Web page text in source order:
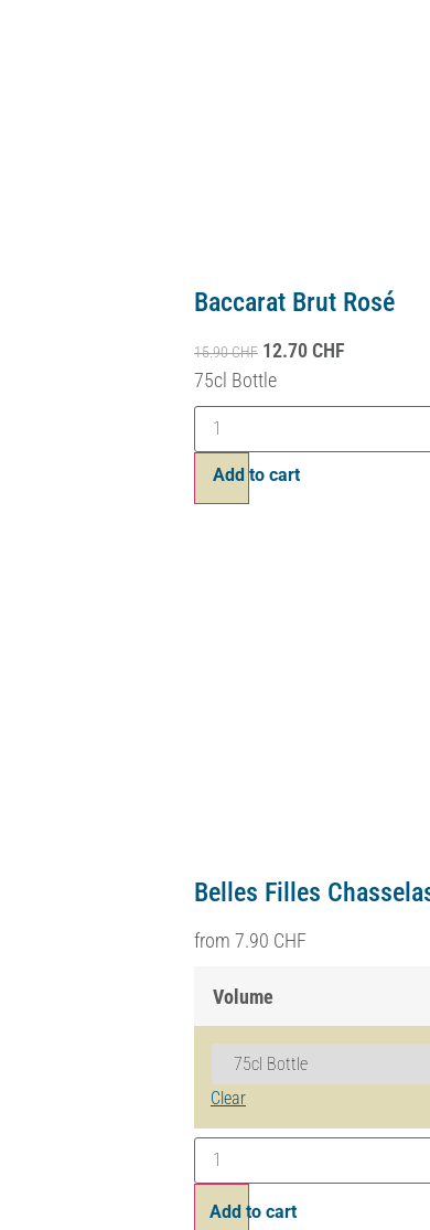
dès 7.90CHF
Volume
Belles Filles Pinot
Volume